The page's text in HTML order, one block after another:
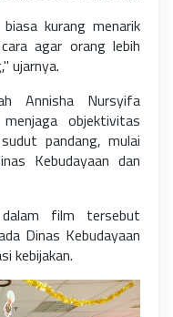
kurang menarik
agar orang lebih
ujarnya.
Annisha Nursyifa
objektivitas
pandang, mulai
Kebudayaan dan
film tersebut
Dinas Kebudayaan
kebijakan.